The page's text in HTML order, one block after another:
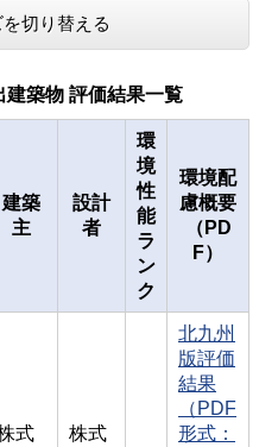
切り替える
築物 評価結果一覧
建築
主
設計
者
環
境
性
能
ラ
ン
ク
環境配
慮概要
（PD
F）
式
株式
北九州
版評価
結果
（PDF
形式：